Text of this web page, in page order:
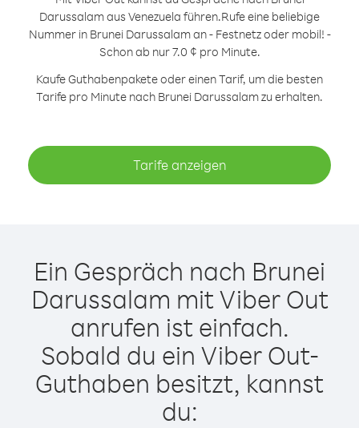
Darussalam aus Venezuela führen.Rufe eine beliebige
Nummer in Brunei Darussalam an - Festnetz oder mobil! -
Schon ab nur 7.0 ¢ pro Minute.
Kaufe Guthabenpakete oder einen Tarif, um die besten
Tarife pro Minute nach Brunei Darussalam zu erhalten.
Tarife anzeigen
Ein Gespräch nach Brunei
Darussalam mit Viber Out
anrufen ist einfach.
Sobald du ein Viber Out-
Guthaben besitzt, kannst
du: